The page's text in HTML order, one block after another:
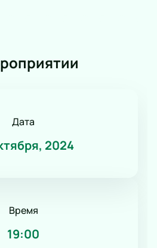
Дата
2024
Время
19:00